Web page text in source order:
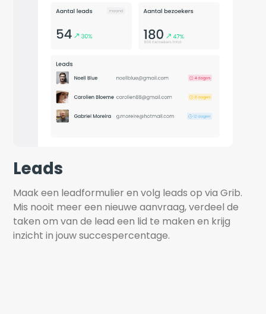
Leads
Maak een leadformulier en volg leads op via Grib.
Mis nooit meer een nieuwe aanvraag, verdeel de
taken om van de lead een lid te maken en krijg
inzicht in jouw succespercentage.